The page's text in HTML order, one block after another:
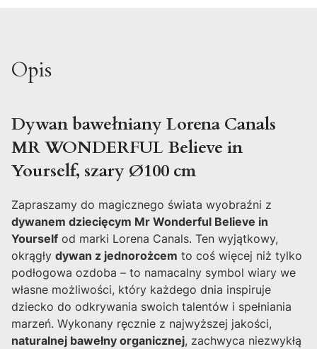
Opis
Dywan bawełniany Lorena Canals
MR WONDERFUL Believe in
Yourself, szary Ø100 cm
Zapraszamy do magicznego świata wyobraźni z
dywanem dziecięcym Mr Wonderful Believe in
Yourself od marki Lorena Canals. Ten wyjątkowy,
okrągły dywan z jednorożcem to coś więcej niż tylko
podłogowa ozdoba – to namacalny symbol wiary we
własne możliwości, który każdego dnia inspiruje
dziecko do odkrywania swoich talentów i spełniania
marzeń. Wykonany ręcznie z najwyższej jakości,
naturalnej bawełny organicznej, zachwyca niezwykłą